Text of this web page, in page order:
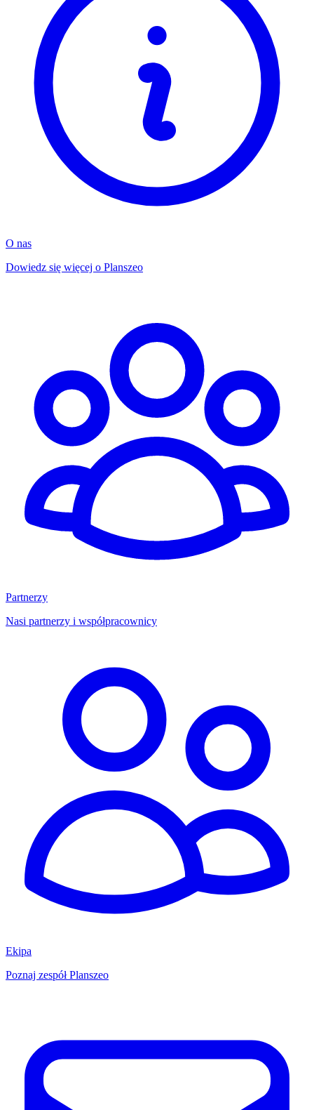
O nas
Dowiedz się więcej o Planszeo
Partnerzy
Nasi partnerzy i współpracownicy
Ekipa
Poznaj zespół Planszeo